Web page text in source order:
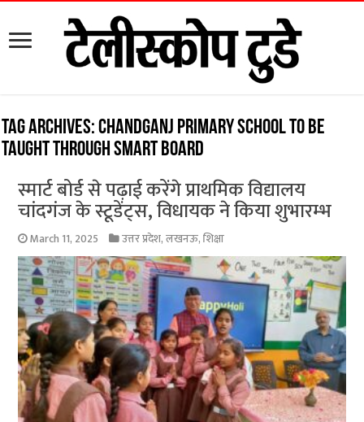
Tag Archives:Chandganj primary school to be
taught through smart board
स्मार्ट बोर्ड से पढ़ाई करेंगे प्राथमिक विद्यालय
चांदगंज के स्टूडेंट्स, विधायक ने किया शुभारम्भ
March 11, 2025 उत्तर प्रदेश,लखनऊ,शिक्षा